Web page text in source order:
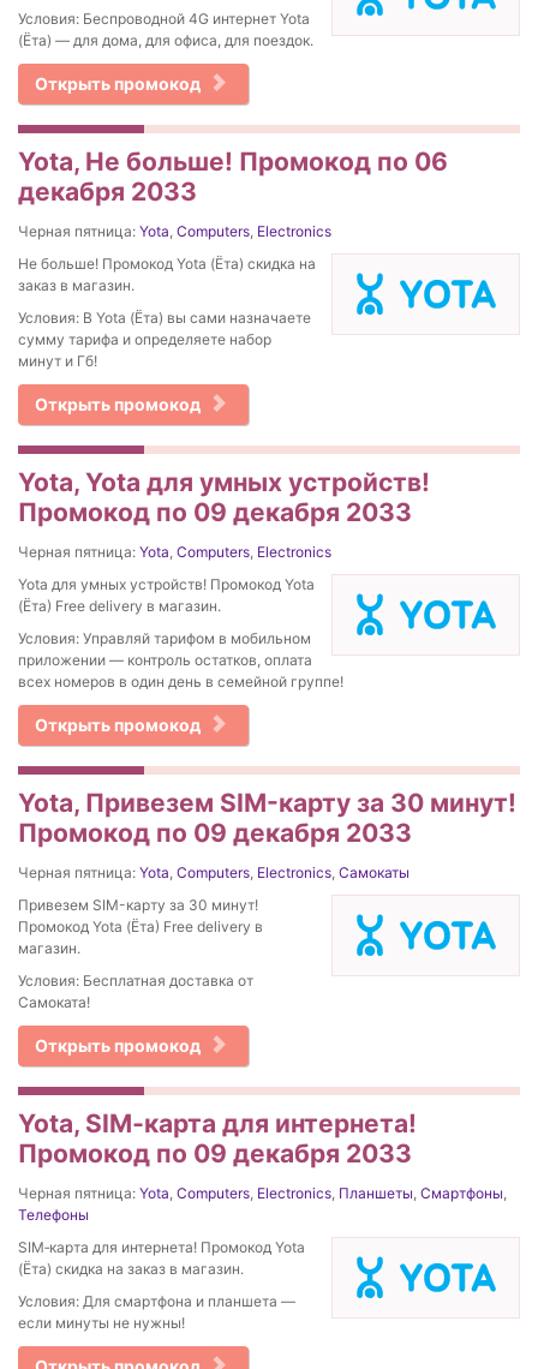
Условия: Беспроводной 4G интернет Yota
(Ёта) — для дома, для офиса, для поездок.
Открыть промокод
Yota, Не больше! Промокод по 06
декабря 2033
Черная пятница: Yota, Computers, Electronics
Не больше! Промокод Yota (Ёта) скидка на
заказ в магазин.
Условия: В Yota (Ёта) вы сами назначаете
сумму тарифа и определяете набор
минут и Гб!
Открыть промокод
Yota, Yota для умных устройств!
Промокод по 09 декабря 2033
Черная пятница: Yota, Computers, Electronics
Yota для умных устройств! Промокод Yota
(Ёта) Free delivery в магазин.
Условия: Управляй тарифом в мобильном
приложении — контроль остатков, оплата
всех номеров в один день в семейной группе!
Открыть промокод
Yota, Привезем SIM-карту за 30 минут!
Промокод по 09 декабря 2033
Черная пятница: Yota, Computers, Electronics, Самокаты
Привезем SIM-карту за 30 минут!
Промокод Yota (Ёта) Free delivery в
магазин.
Условия: Бесплатная доставка от
Самоката!
Открыть промокод
Yota, SIM‑карта для интернета!
Промокод по 09 декабря 2033
Черная пятница: Yota, Computers, Electronics, Планшеты, Смартфоны,
Телефоны
SIM‑карта для интернета! Промокод Yota
(Ёта) скидка на заказ в магазин.
Условия: Для смартфона и планшета —
если минуты не нужны!